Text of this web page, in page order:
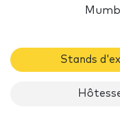
Stands